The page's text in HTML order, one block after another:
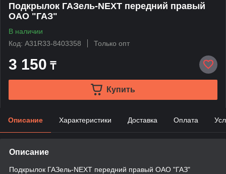
Подкрылок ГАЗель-NEXT передний правый
ОАО "ГАЗ"
В наличии
Код: A31R33-8403358
Только опт
3 150 ₸
Купить
Описание Характеристики Доставка Оплата
Описание
Подкрылок ГАЗель-NEXT передний правый ОАО "ГАЗ"